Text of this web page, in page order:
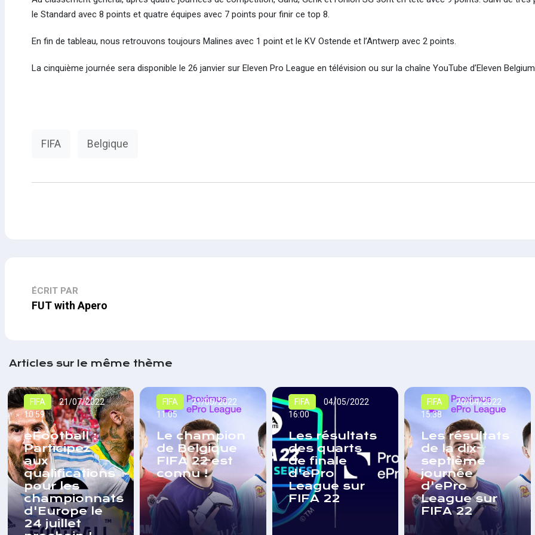
le Standard avec 8 points et quatre équipes avec 7 points pour finir ce top 8.
En fin de tableau, nous retrouvons toujours Malines avec 1 point et le KV Ostende et l’Antwerp avec 2 points.
La cinquième journée sera disponible le 26 janvier sur Eleven Pro League en télévision ou sur la chaîne YouTube d’Eleven
FIFA Belgique
ÉCRIT PAR
FUT with Apero
Articles sur le même thème
FIFA
21/07/2022
10:59
eFootball :
Participez
aux
qualifications
pour les
championnats
d'Europe le
24 juillet
FIFA
21/05/2022
11:05
Le champion
de Belgique
FIFA 22 est
connu !
FIFA
04/05/2022
16:00
Les résultats
des quarts
de finale
d'ePro
League sur
FIFA 22
FIFA
20/04/2022
15:38
Les résultats
de la dix-
septième
journée
d'ePro
League sur
FIFA 22